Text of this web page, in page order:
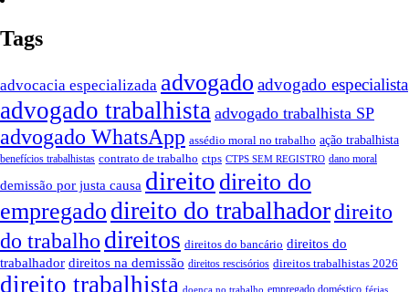
Tags
advocacia especializada advogado advogado especialista
advogado trabalhista advogado trabalhista SP
advogado WhatsApp assédio moral no trabalho ação trabalhista
benefícios trabalhistas contrato de trabalho ctps CTPS SEM REGISTRO dano moral
demissão por justa causa direito direito do
empregado direito do trabalhadordireito
do trabalho direitos direitos do bancário direitos do
trabalhador direitos na demissão direitos rescisórios direitos trabalhistas 2026
direito trabalhista doença no trabalho empregado doméstico férias